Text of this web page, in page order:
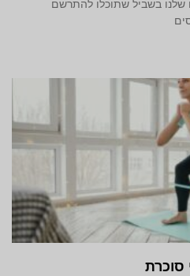
בשביל שתוכלו להתרשם
סוכרת